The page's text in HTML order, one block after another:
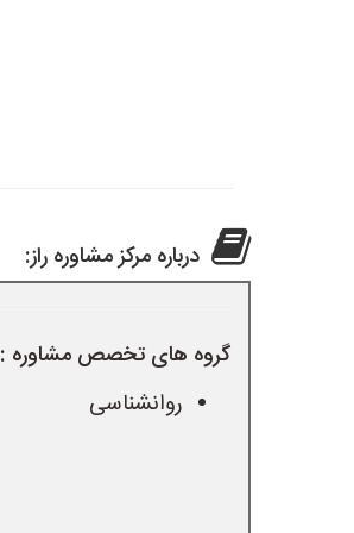
درباره مرکز مشاوره راز:
گروه های تخصص مشاوره :
روانشناسی